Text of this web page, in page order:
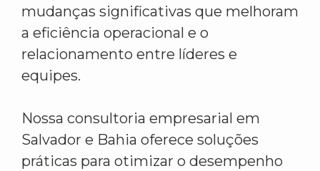
mudanças significativas que melhoram
a eficiência operacional e o
relacionamento entre líderes e
equipes.
Nossa consultoria empresarial em
Salvador e Bahia oferece soluções
práticas para otimizar o desempenho